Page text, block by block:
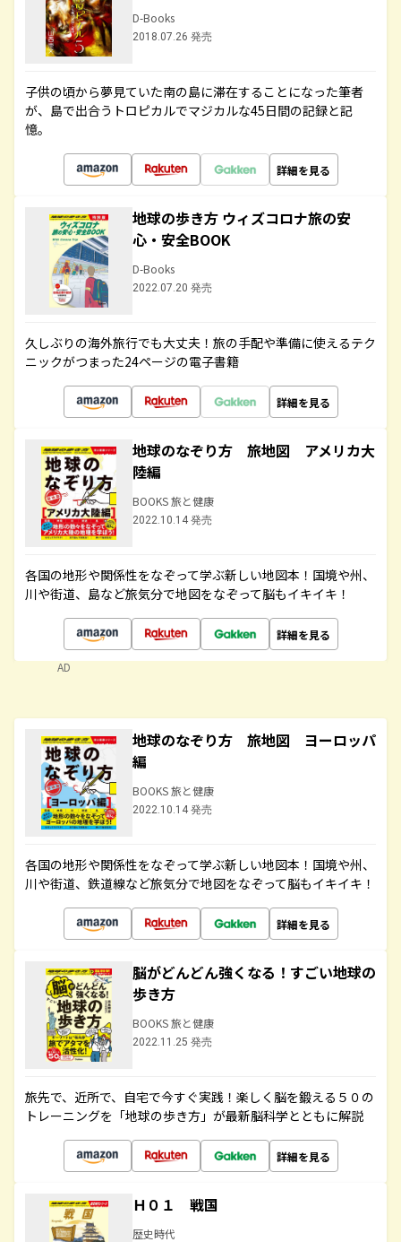
D-Books
2018.07.26 発売
子供の頃から夢見ていた南の島に滞在することになった筆者
が、島で出合うトロピカルでマジカルな45日間の記録と記
憶。
詳細を見る
地球の歩き方 ウィズコロナ旅の安
心・安全BOOK
D-Books
2022.07.20 発売
久しぶりの海外旅行でも大丈夫！旅の手配や準備に使えるテク
ニックがつまった24ページの電子書籍
詳細を見る
地球のなぞり方 旅地図 アメリカ大
陸編
BOOKS 旅と健康
2022.10.14 発売
各国の地形や関係性をなぞって学ぶ新しい地図本！国境や州、
川や街道、島など旅気分で地図をなぞって脳もイキイキ！
詳細を見る
AD
地球のなぞり方 旅地図 ヨーロッパ
編
BOOKS 旅と健康
2022.10.14 発売
各国の地形や関係性をなぞって学ぶ新しい地図本！国境や州、
川や街道、鉄道線など旅気分で地図をなぞって脳もイキイキ！
詳細を見る
脳がどんどん強くなる！すごい地球の
歩き方
BOOKS 旅と健康
2022.11.25 発売
旅先で、近所で、自宅で今すぐ実践！楽しく脳を鍛える５０の
トレーニングを「地球の歩き方」が最新脳科学とともに解説
詳細を見る
Ｈ０１ 戦国
歴史時代